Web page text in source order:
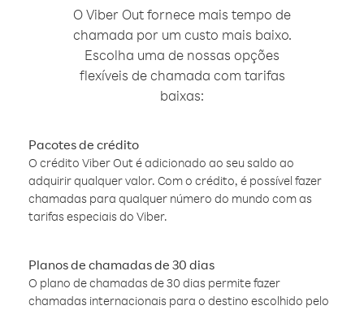
O Viber Out fornece mais tempo de
chamada por um custo mais baixo.
Escolha uma de nossas opções
flexíveis de chamada com tarifas
baixas:
Pacotes de crédito
O crédito Viber Out é adicionado ao seu saldo ao
adquirir qualquer valor. Com o crédito, é possível fazer
chamadas para qualquer número do mundo com as
tarifas especiais do Viber.
Planos de chamadas de 30 dias
O plano de chamadas de 30 dias permite fazer
chamadas internacionais para o destino escolhido pelo